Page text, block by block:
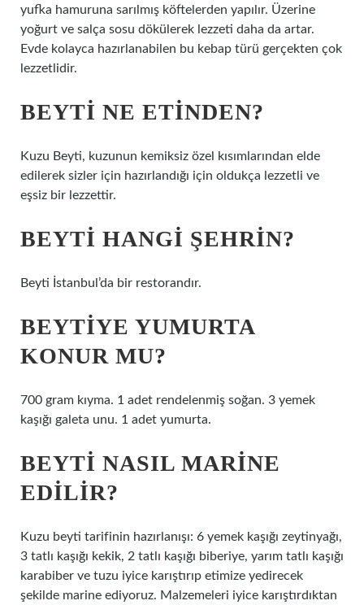
yufka hamuruna sarılmış köftelerden yapılır. Üzerine
yoğurt ve salça sosu dökülerek lezzeti daha da artar.
Evde kolayca hazırlanabilen bu kebap türü gerçekten çok
lezzetlidir.
BEYTI NE ETINDEN?
Kuzu Beyti, kuzunun kemiksiz özel kısımlarından elde
edilerek sizler için hazırlandığı için oldukça lezzetli ve
eşsiz bir lezzettir.
BEYTI HANGI ŞEHRIN?
Beyti İstanbul’da bir restorandır.
BEYTIYE YUMURTA
KONUR MU?
700 gram kıyma. 1 adet rendelenmiş soğan. 3 yemek
kaşığı galeta unu. 1 adet yumurta.
BEYTI NASIL MARINE
EDILIR?
Kuzu beyti tarifinin hazırlanışı: 6 yemek kaşığı zeytinyağı,
3 tatlı kaşığı kekik, 2 tatlı kaşığı biberiye, yarım tatlı kaşığı
karabiber ve tuzu iyice karıştırıp etimize yedirecek
şekilde marine ediyoruz. Malzemeleri iyice karıştırdıktan